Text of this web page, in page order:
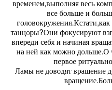
временем,выполняя весь
все больше и
танцоры?Они фокусируют
впереди себя и начиная
на ней как можно дольше.О
первое
Ламы не доводят вращение